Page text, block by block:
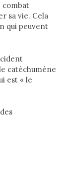
combat
sa vie. Cela
qui peuvent
catéchumène
est « le